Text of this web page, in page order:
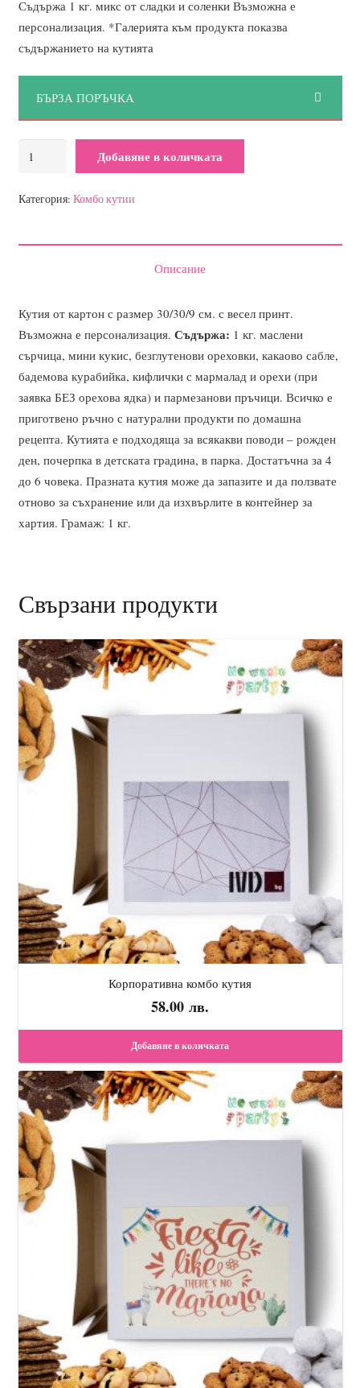
Съдържа 1 кг. микс от сладки и соленки Възможна е
персонализация. *Галерията към продукта показва
съдържанието на кутията
БЪРЗА ПОРЪЧКА
Добавяне в количката
Категория: Комбо кутии
Описание
Кутия от картон с размер 30/30/9 см. с весел принт.
Възможна е персонализация. Съдържа: 1 кг. маслени
сърчица, мини кукис, безглутенови ореховки, какаово сабле,
бадемова курабийка, кифлички с мармалад и орехи (при
заявка БЕЗ орехова ядка) и пармезанови пръчици. Всичко е
приготвено ръчно с натурални продукти по домашна
рецепта. Кутията е подходяща за всякакви поводи – рожден
ден, почерпка в детската градина, в парка. Достатъчна за 4
до 6 човека. Празната кутия може да запазите и да ползвате
отново за съхранение или да изхвърлите в контейнер за
хартия. Грамаж: 1 кг.
Свързани продукти
Корпоративна комбо кутия
58.00 лв.
Добавяне в количката